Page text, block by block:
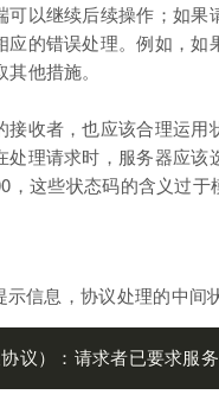
可以继续后续操作；如
应的错误处理。例如，
他措施。
接收者，也应该合理运
处理请求时，服务器应
，这些状态码的含义过于
信息，协议处理的中间
协议）：请求者已要求